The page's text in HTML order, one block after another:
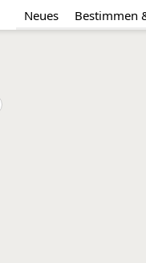
Neues Bestimmen